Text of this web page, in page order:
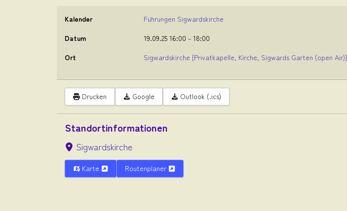
Kalender
Führungen Sigwardskirche
Datum
19.09.25 16:00 - 18:00
Ort
Sigwardskirche [Privatkapelle, Kirche, Sigwards Garten (open Air)]
Drucken Google Outlook (.ics)
Standortinformationen
Sigwardskirche
Karte Routenplaner